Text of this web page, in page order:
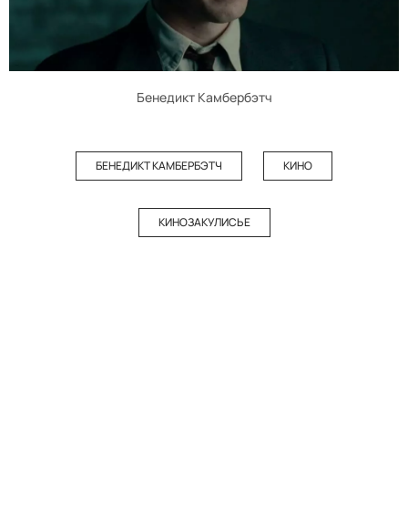
Бенедикт Камбербэтч
БЕНЕДИКТ КАМБЕРБЭТЧ КИНО
КИНОЗАКУЛИСЬЕ